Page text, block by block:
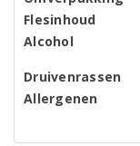
Flesinhoud
Alcohol
Druivenrassen
Allergenen